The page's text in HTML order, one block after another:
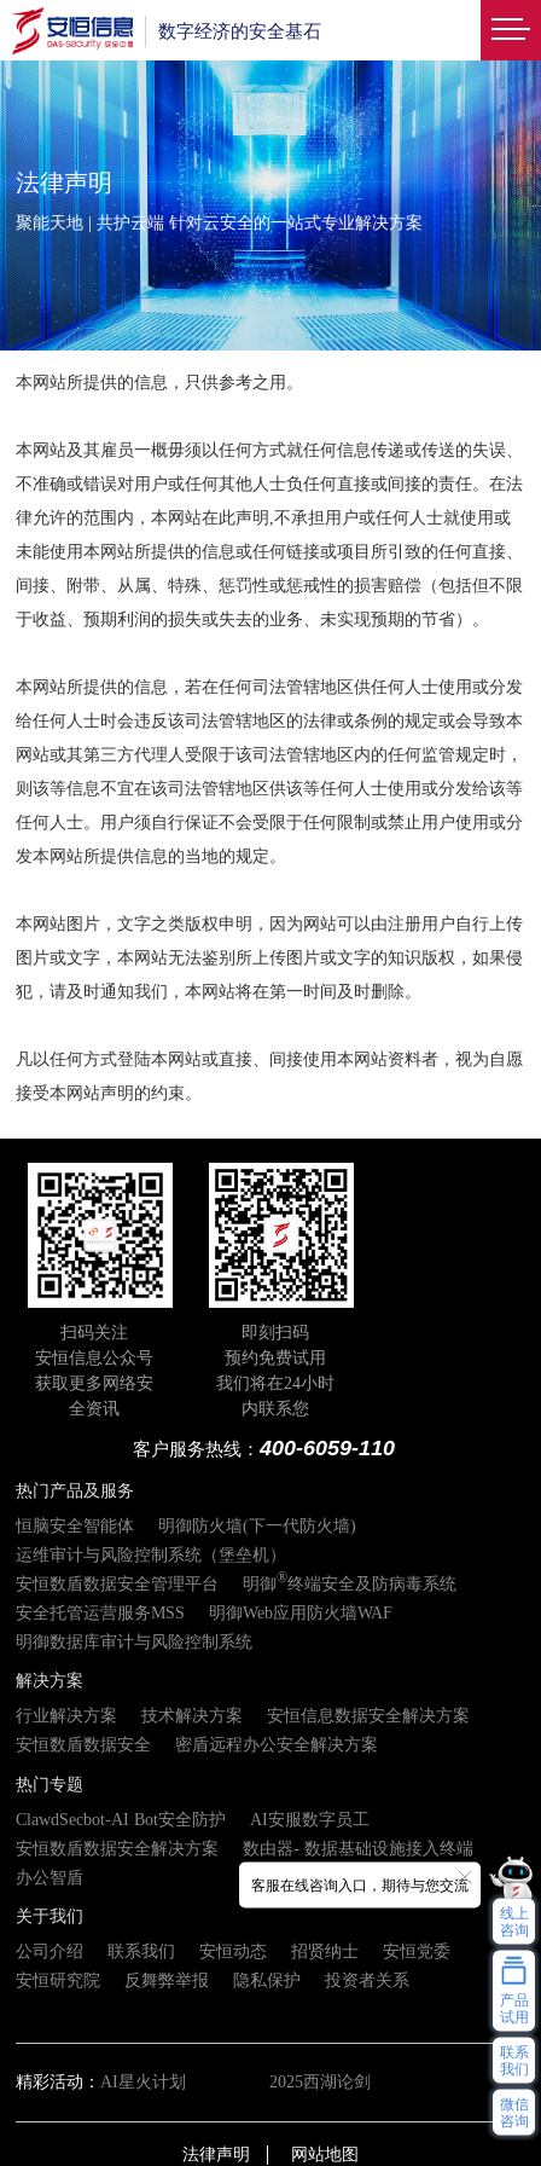
数字经济的安全基石
法律声明
聚能天地 | 共护云端 针对云安全的一站式专业解决方案
本网站所提供的信息，只供参考之用。
本网站及其雇员一概毋须以任何方式就任何信息传递或传送的失误、
不准确或错误对用户或任何其他人士负任何直接或间接的责任。在法
律允许的范围内，本网站在此声明,不承担用户或任何人士就使用或
未能使用本网站所提供的信息或任何链接或项目所引致的任何直接、
间接、附带、从属、特殊、惩罚性或惩戒性的损害赔偿（包括但不限
于收益、预期利润的损失或失去的业务、未实现预期的节省）。
本网站所提供的信息，若在任何司法管辖地区供任何人士使用或分发
给任何人士时会违反该司法管辖地区的法律或条例的规定或会导致本
网站或其第三方代理人受限于该司法管辖地区内的任何监管规定时，
则该等信息不宜在该司法管辖地区供该等任何人士使用或分发给该等
任何人士。用户须自行保证不会受限于任何限制或禁止用户使用或分
发本网站所提供信息的当地的规定。
本网站图片，文字之类版权申明，因为网站可以由注册用户自行上传
图片或文字，本网站无法鉴别所上传图片或文字的知识版权，如果侵
犯，请及时通知我们，本网站将在第一时间及时删除。
凡以任何方式登陆本网站或直接、间接使用本网站资料者，视为自愿
接受本网站声明的约束。
扫码关注
安恒信息公众号
获取更多网络安
全资讯
即刻扫码
预约免费试用
我们将在24小时
内联系您
客户服务热线：400-6059-110
热门产品及服务
恒脑安全智能体
明御防火墙(下一代防火墙)
运维审计与风险控制系统（堡垒机）
安恒数盾数据安全管理平台
明御®终端安全及防病毒系统
安全托管运营服务MSS
明御Web应用防火墙WAF
明御数据库审计与风险控制系统
解决方案
行业解决方案
技术解决方案
安恒信息数据安全解决方案
安恒数盾数据安全
密盾远程办公安全解决方案
热门专题
ClawdSecbot-AI Bot安全防护
AI安服数字员工
安恒数盾数据安全解决方案
数由器- 数据基础设施接入终端
办公智盾
关于我们
公司介绍
联系我们 安恒动态 招贤纳士
安恒党委
安恒研究院
反舞弊举报 隐私保护 投资者关系
精彩活动： AI星火计划 2025西湖论剑
法律声明 网站地图
客服在线咨询入口，期待与您交流
线上
咨询
产品
试用
联系
我们
微信
咨询